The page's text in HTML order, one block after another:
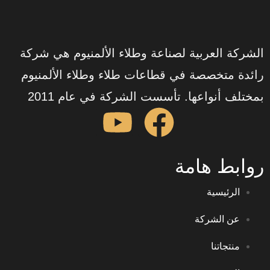
لصناعة وطلاء الألمنيوم هي شركة
في قطاعات طلاء وطلاء الألمنيوم
تأسست الشركة في عام 2011
هامة